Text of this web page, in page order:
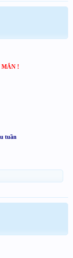
MẮN !
tuần